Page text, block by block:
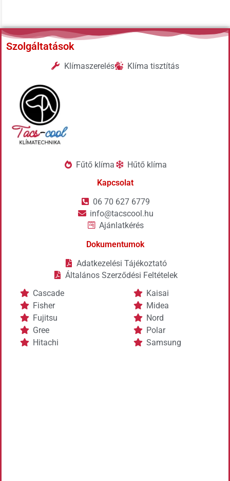
Szolgáltatások
Klímaszerelés Klíma tisztítás
Fűtő klíma
Hűtő klíma
Kapcsolat
06 70 627 6779
info@tacscool.hu
Ajánlatkérés
Dokumentumok
Adatkezelési Tájékoztató
Általános Szerződési Feltételek
Cascade
Fisher
Fujitsu
Gree
Hitachi
Kaisai
Midea
Nord
Polar
Samsung